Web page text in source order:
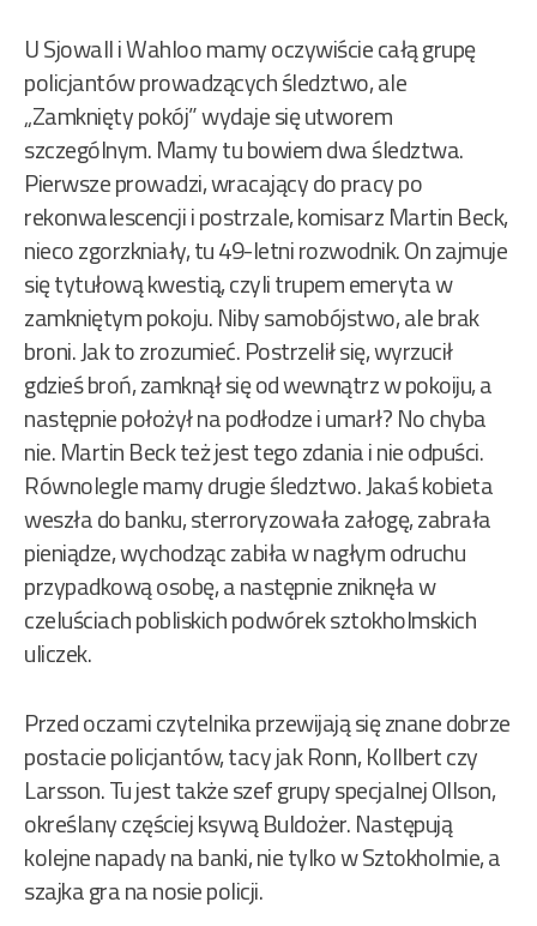
U Sjowall i Wahloo mamy oczywiście całą grupę
policjantów prowadzących śledztwo, ale
„Zamknięty pokój” wydaje się utworem
szczególnym. Mamy tu bowiem dwa śledztwa.
Pierwsze prowadzi, wracający do pracy po
rekonwalescencji i postrzale, komisarz Martin Beck,
nieco zgorzkniały, tu 49-letni rozwodnik. On zajmuje
się tytułową kwestią, czyli trupem emeryta w
zamkniętym pokoju. Niby samobójstwo, ale brak
broni. Jak to zrozumieć. Postrzelił się, wyrzucił
gdzieś broń, zamknął się od wewnątrz w pokoiju, a
następnie położył na podłodze i umarł? No chyba
nie. Martin Beck też jest tego zdania i nie odpuści.
Równolegle mamy drugie śledztwo. Jakaś kobieta
weszła do banku, sterroryzowała załogę, zabrała
pieniądze, wychodząc zabiła w nagłym odruchu
przypadkową osobę, a następnie zniknęła w
czeluściach pobliskich podwórek sztokholmskich
uliczek.
Przed oczami czytelnika przewijają się znane dobrze
postacie policjantów, tacy jak Ronn, Kollbert czy
Larsson. Tu jest także szef grupy specjalnej Ollson,
określany częściej ksywą Buldożer. Następują
kolejne napady na banki, nie tylko w Sztokholmie, a
szajka gra na nosie policji.